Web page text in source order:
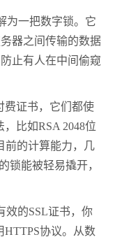
一把数字锁。它
器之间传输的数据
止有人在中间偷窥
证书，它们都使
比如RSA 2048位
前的计算能力，几
锁能被轻易撬开，
的SSL证书，你
协议。从数